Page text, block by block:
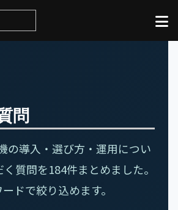
問
の導入・選び方・運用につい
質問を184件まとめました。
ドで絞り込めます。